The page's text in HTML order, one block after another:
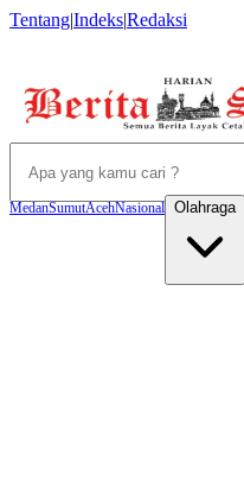
Tentang|Indeks|Redaksi
MedanSumutAcehNasional Olahraga